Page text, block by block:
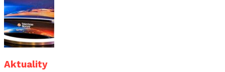
Aktuality